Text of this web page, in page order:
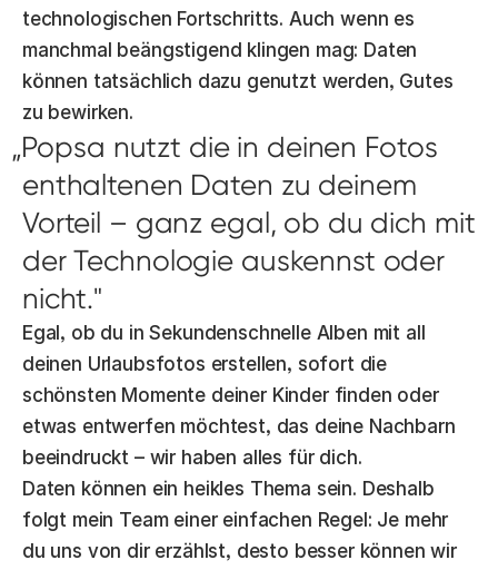
technologischen Fortschritts. Auch wenn es
manchmal beängstigend klingen mag: Daten
können tatsächlich dazu genutzt werden, Gutes
zu bewirken.
Popsa nutzt die in deinen Fotos
enthaltenen Daten zu deinem
Vorteil – ganz egal, ob du dich mit
der Technologie auskennst oder
nicht.
Egal, ob du in Sekundenschnelle Alben mit all
deinen Urlaubsfotos erstellen, sofort die
schönsten Momente deiner Kinder finden oder
etwas entwerfen möchtest, das deine Nachbarn
beeindruckt – wir haben alles für dich.
Daten können ein heikles Thema sein. Deshalb
folgt mein Team einer einfachen Regel: Je mehr
du uns von dir erzählst, desto besser können wir